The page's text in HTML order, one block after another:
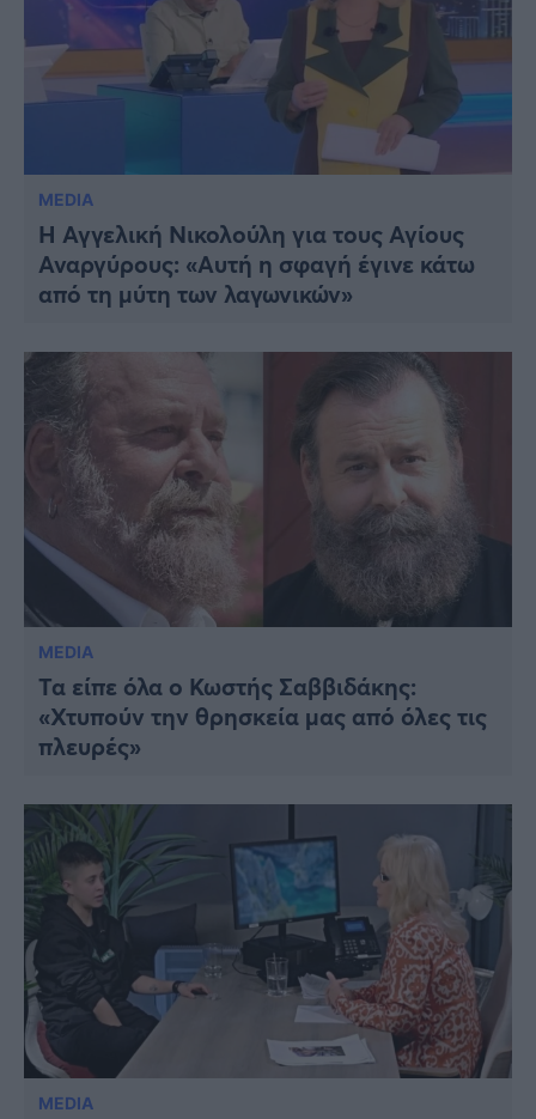
MEDIA
H Αγγελική Νικολούλη για τους Αγίους
Αναργύρους: «Αυτή η σφαγή έγινε κάτω
από τη μύτη των λαγωνικών»
MEDIA
Τα είπε όλα ο Κωστής Σαββιδάκης:
«Χτυπούν την θρησκεία μας από όλες τις
πλευρές»
MEDIA